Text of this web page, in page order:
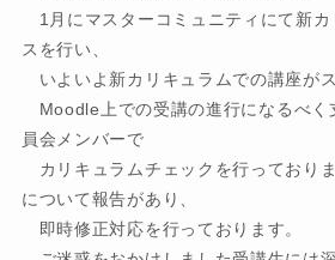
1月にマスターコミュニティにて新カ
スを行い、
いよいよ新カリキュラムでの講座が
Moodle上での受講の進行になるべく
員会メンバーで
カリキュラムチェックを行っており
について報告があり、
即時修正対応を行っております。